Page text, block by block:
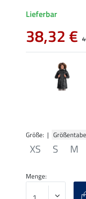
Größe: |
XS S M
Lieferbar
38,32 €
Menge: